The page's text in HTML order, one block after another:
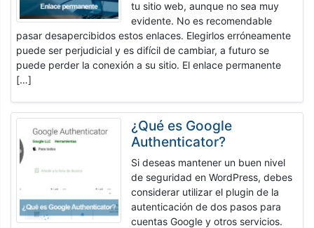
tu sitio web, aunque no sea muy
evidente. No es recomendable
pasar desapercibidos estos enlaces. Elegirlos erróneamente
puede ser perjudicial y es difícil de cambiar, a futuro se
puede perder la conexión a su sitio. El enlace permanente
[…]
¿Qué es Google
Authenticator?
Si deseas mantener un buen nivel
de seguridad en WordPress, debes
considerar utilizar el plugin de la
autenticación de dos pasos para
cuentas Google y otros servicios.